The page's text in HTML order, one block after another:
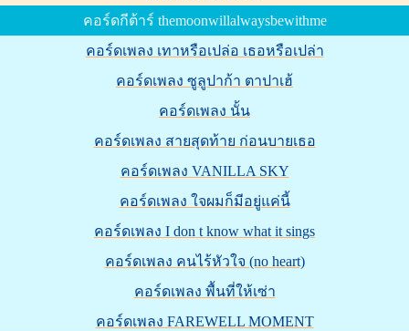
คอร์ดกีต้าร์ themoonwillalwaysbewithme
คอร์ดเพลง เทาหรือเปล่อ เธอหรือเปล่า
คอร์ดเพลง ซูลูปาก้า ตาปาเฮ้
คอร์ดเพลง นั้น
คอร์ดเพลง สายสุดท้าย ก่อนบายเธอ
คอร์ดเพลง VANILLA SKY
คอร์ดเพลง ใจผมก็มีอยู่แค่นี้
คอร์ดเพลง I don t know what it sings
คอร์ดเพลง คนไร้หัวใจ (no heart)
คอร์ดเพลง พื้นที่ให้เซ่า
คอร์ดเพลง FAREWELL MOMENT